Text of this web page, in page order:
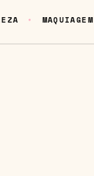
MAQUIAGEM